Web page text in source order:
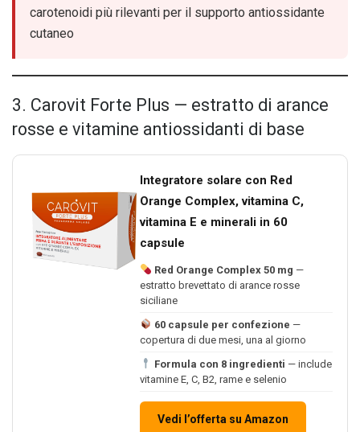
carotenoidi più rilevanti per il supporto antiossidante
cutaneo
3. Carovit Forte Plus — estratto di arance
rosse e vitamine antiossidanti di base
Integratore solare con Red
Orange Complex, vitamina C,
vitamina E e minerali in 60
capsule
Red Orange Complex 50 mg —
estratto brevettato di arance rosse
siciliane
60 capsule per confezione —
copertura di due mesi, una al giorno
Formula con 8 ingredienti — include
vitamine E, C, B2, rame e selenio
Vedi l’offerta su Amazon